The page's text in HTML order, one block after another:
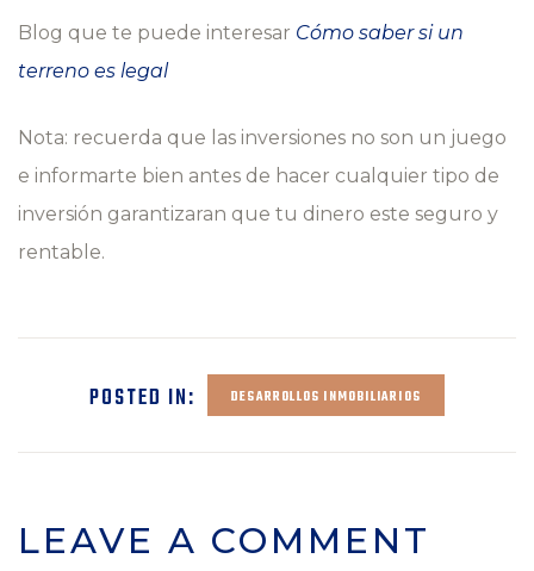
Blog que te puede interesar Cómo saber si un
terreno es legal
Nota: recuerda que las inversiones no son un juego
e informarte bien antes de hacer cualquier tipo de
inversión garantizaran que tu dinero este seguro y
rentable.
POSTED IN: DESARROLLOS INMOBILIARIOS
LEAVE A COMMENT